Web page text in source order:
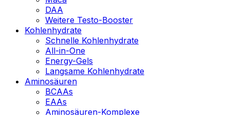
DAA
Weitere Testo-Booster
Kohlenhydrate
Schnelle Kohlenhydrate
All-in-One
Energy-Gels
Langsame Kohlenhydrate
Aminosäuren
BCAAs
EAAs
Aminosäuren-Komplexe